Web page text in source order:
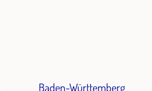
Baden-Württemberg